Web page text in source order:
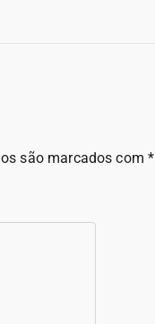
são marcados com*